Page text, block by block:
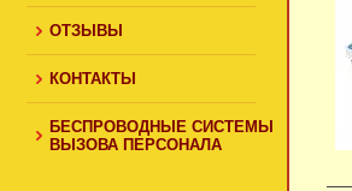
ОТЗЫВЫ
КОНТАКТЫ
БЕСПРОВОДНЫЕ СИСТЕМЫ
ВЫЗОВА ПЕРСОНАЛА